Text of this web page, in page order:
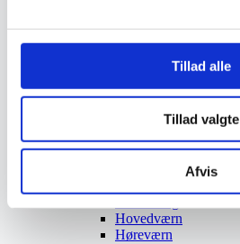
Tillad alle
Tillad valgte
Afvis
Affaldsudstyr
Lygter
Snerydning
Teleskopværktøj
Hovedværn
Høreværn